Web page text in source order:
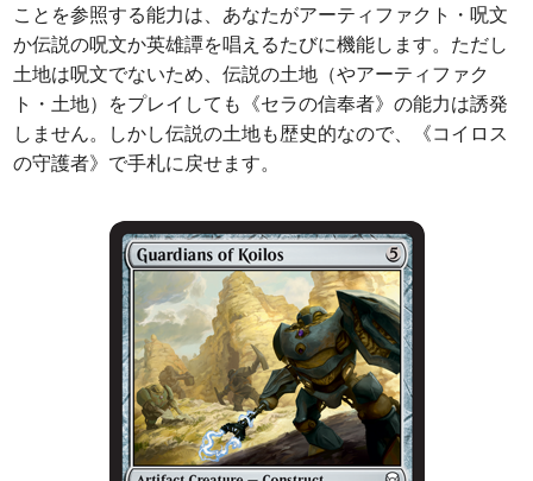
ことを参照する能力は、あなたがアーティファクト・呪文
か伝説の呪文か英雄譚を唱えるたびに機能します。ただし
土地は呪文でないため、伝説の土地（やアーティファク
ト・土地）をプレイしても《セラの信奉者》の能力は誘発
しません。しかし伝説の土地も歴史的なので、《コイロス
の守護者》で手札に戻せます。